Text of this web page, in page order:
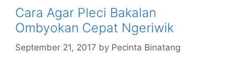
Cara Agar Pleci Bakalan
Ombyokan Cepat Ngeriwik
September 21, 2017 by Pecinta Binatang